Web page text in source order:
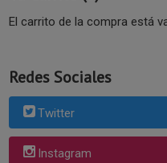
El carrito de la compra está
Redes Sociales
Twitter
Instagram